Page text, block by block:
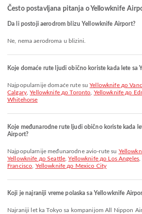
Često postavljana pitanja o Yellowknife
Da li postoji aerodrom blizu Yellowknife Airport?
Ne, nema aerodroma u blizini.
Koje domaće rute ljudi obično koriste kada lete sa
Najpopularnije domaće rute suYellowknife до
Calgary,Yellowknife до Toronto Yellowknife до
Whitehorse
Koje međunarodne rute ljudi obično koriste kada
Airport?
Najpopularnije međunarodne avio-rute su
Yellowknife до Seattle ,Yellowknife до Los Angeles
Francisco Yellowknife до Mexico City
Koji je najraniji vreme polaska sa Yellowknife
Najraniji let ka Tokyo sa kompanijom All Nippon Airways, sa oznakom leta